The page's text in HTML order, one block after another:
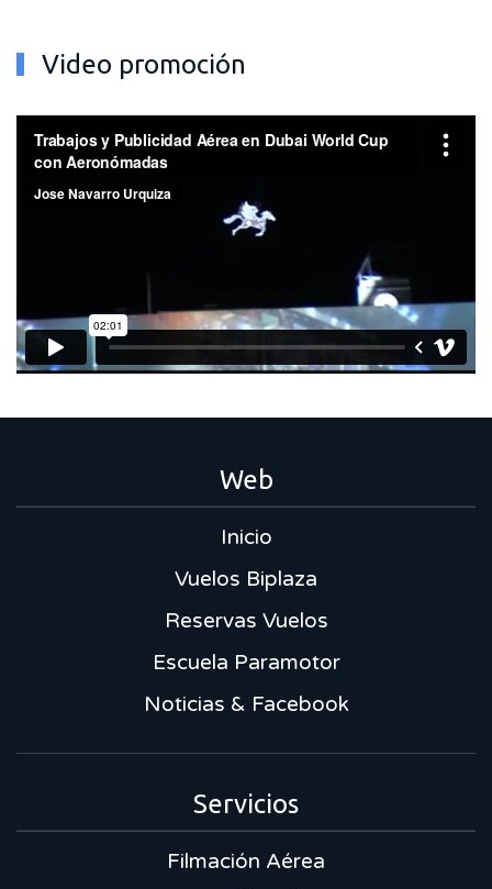
Video promoción
Web
Inicio
Vuelos Biplaza
Reservas Vuelos
Escuela Paramotor
Noticias & Facebook
Servicios
Filmación Aérea